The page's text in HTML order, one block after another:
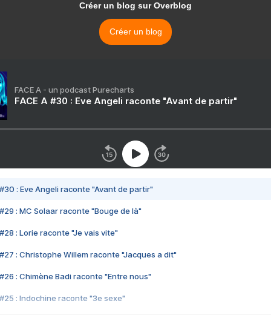
Créer un blog sur Overblog
Créer un blog
FACE A - un podcast Purecharts
FACE A #30 : Eve Angeli raconte "Avant de partir"
#30 : Eve Angeli raconte "Avant de partir"
#29 : MC Solaar raconte "Bouge de là"
#28 : Lorie raconte "Je vais vite"
#27 : Christophe Willem raconte "Jacques a dit"
#26 : Chimène Badi raconte "Entre nous"
#25 : Indochine raconte "3e sexe"